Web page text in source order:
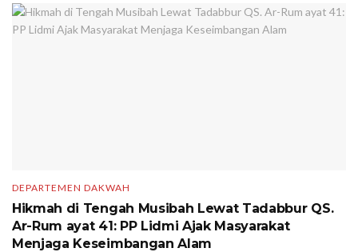
DEPARTEMEN DAKWAH
Hikmah di Tengah Musibah Lewat Tadabbur QS.
Ar-Rum ayat 41: PP Lidmi Ajak Masyarakat
Menjaga Keseimbangan Alam